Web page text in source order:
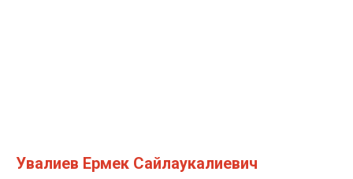
Увалиев Ермек Сайлаукалиевич